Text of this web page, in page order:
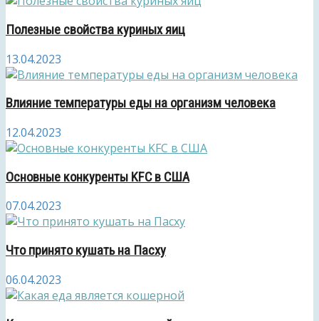
Полезные свойства куриных яиц
13.04.2023
Влияние температуры еды на организм человека
12.04.2023
Основные конкуренты KFC в США
07.04.2023
Что принято кушать на Пасху
06.04.2023